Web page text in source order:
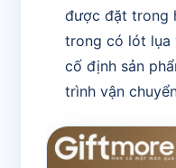
được đặt trong
trong có lót lụa
cố định sản
trình vận